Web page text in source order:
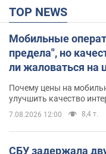
TOP NEWS
Мобильные
предела", но
ли жаловаться на
Почему цены на
улучшить качество
7.08.2026 12:00 8,4 т.
СБУ задержала